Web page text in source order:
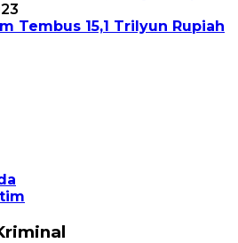
Tembus 15,1 Trilyun Rupiah